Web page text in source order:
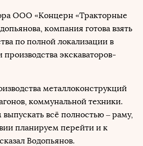
ООО «Концерн «Тракторные
компания готова взять
по полной локализации в
экскаваторов-
металлоконструкций
коммунальной техники.
всё полностью – раму,
планируем перейти и к
Водопьянов.